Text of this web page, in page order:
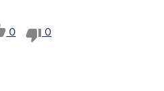
0 0